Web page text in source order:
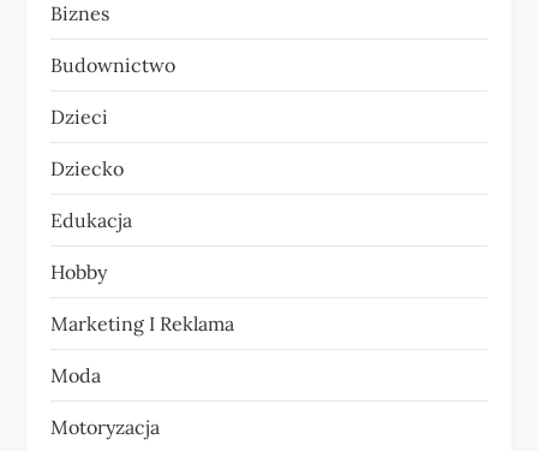
c
j
a
w
p
i
s
u
Biznes
Budownictwo
Dzieci
Dziecko
Edukacja
Hobby
Marketing I Reklama
Moda
Motoryzacja